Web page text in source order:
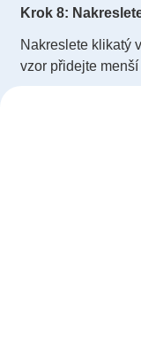
Krok 8:
Nakreslete klikatý
vzor přidejte